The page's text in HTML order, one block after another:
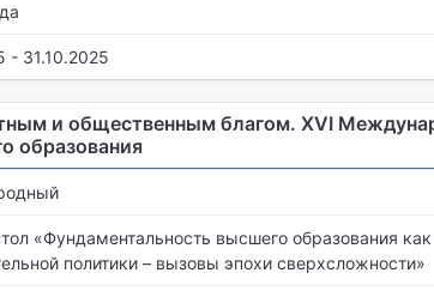
- 31.10.2025
и общественным благом. XVI
образования
«Фундаментальность высшего образования
политики – вызовы эпохи сверхсложности»